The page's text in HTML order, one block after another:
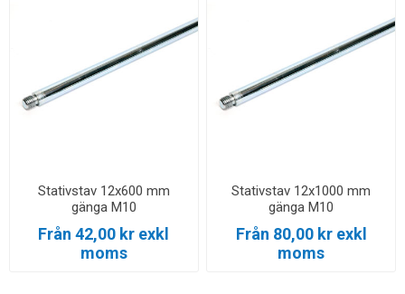
Stativstav 12x600 mm
gänga M10
Från 42,00 kr exkl
moms
Stativstav 12x1000 mm
gänga M10
Från 80,00 kr exkl
moms